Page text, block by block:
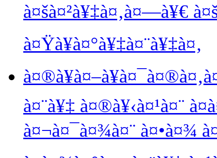
à¤šà¤²à¥‡à¤‚à¤—à¥€
à¤Ÿà¥à¤°à¥‡à¤¨à¥‡à¤‚
à¤¨à¥‡ à¤®à¥‹à¤¹à¤¨
à¤¬à¤¯à¤¾à¤¨ à¤•à¤¾